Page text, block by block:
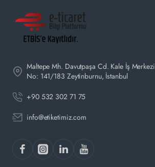
Maltepe Mh. Davutpaşa Cd. Kale İş Merkezi
No: 141/183 Zeytinburnu, İstanbul
+90 532 302 71 75
info@etiketimiz.com